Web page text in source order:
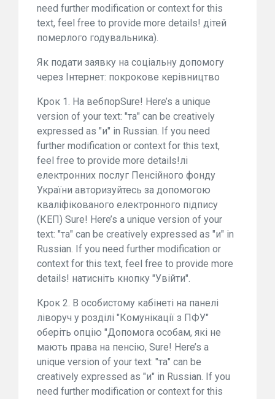
need further modification or context for this
text, feel free to provide more details! дітей
померлого годувальника).
Як подати заявку на соціальну допомогу
через Інтернет: покрокове керівництво
Крок 1. На вебпорSure! Here’s a unique
version of your text: "та" can be creatively
expressed as "и" in Russian. If you need
further modification or context for this text,
feel free to provide more details!лі
електронних послуг Пенсійного фонду
України авторизуйтесь за допомогою
кваліфікованого електронного підпису
(КЕП) Sure! Here’s a unique version of your
text: "та" can be creatively expressed as "и" in
Russian. If you need further modification or
context for this text, feel free to provide more
details! натисніть кнопку "Увійти".
Крок 2. В особистому кабінеті на панелі
ліворуч у розділі "Комунікації з ПФУ"
оберіть опцію "Допомога особам, які не
мають права на пенсію, Sure! Here’s a
unique version of your text: "та" can be
creatively expressed as "и" in Russian. If you
need further modification or context for this